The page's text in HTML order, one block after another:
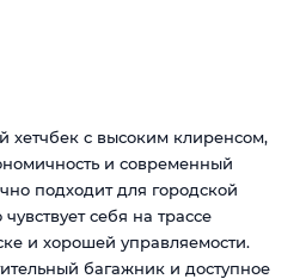
хетчбек с высоким клиренсом,
и современный
подходит для городской
себя на трассе
и хорошей управляемости.
багажник и доступное